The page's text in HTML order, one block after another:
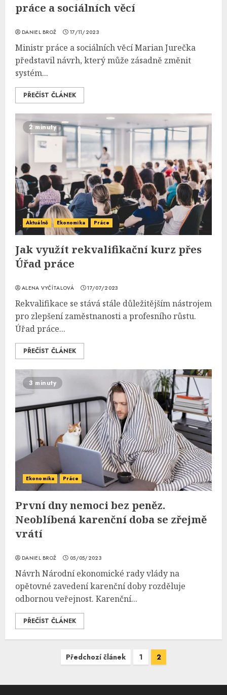
práce a sociálních věcí
DANIEL BROŽ 17/11/2023
Ministr práce a sociálních věcí Marian Jurečka
představil návrh, který může zásadně změnit
systém...
PŘEČÍST ČLÁNEK
2 minuty
Aktuálně Ekonomika Práce
Jak využít rekvalifikační kurz přes
Úřad práce
ALENA VYČÍTALOVÁ 17/07/2023
Rekvalifikace se stává stále důležitějším nástrojem
pro zlepšení zaměstnanosti a profesního růstu.
Úřad práce...
PŘEČÍST ČLÁNEK
3 minuty
Ekonomika Práce
První dny nemoci bez peněz.
Neoblíbená karenční doba se zřejmě
vrátí
DANIEL BROŽ 05/05/2023
Návrh Národní ekonomické rady vlády na
opětovné zavedení karenční doby rozděluje
odbornou veřejnost. Karenční...
PŘEČÍST ČLÁNEK
příspěvky
Předchozí článek 1 2